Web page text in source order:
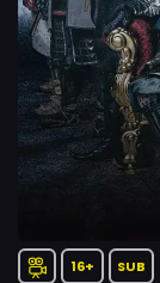
16+ SUB